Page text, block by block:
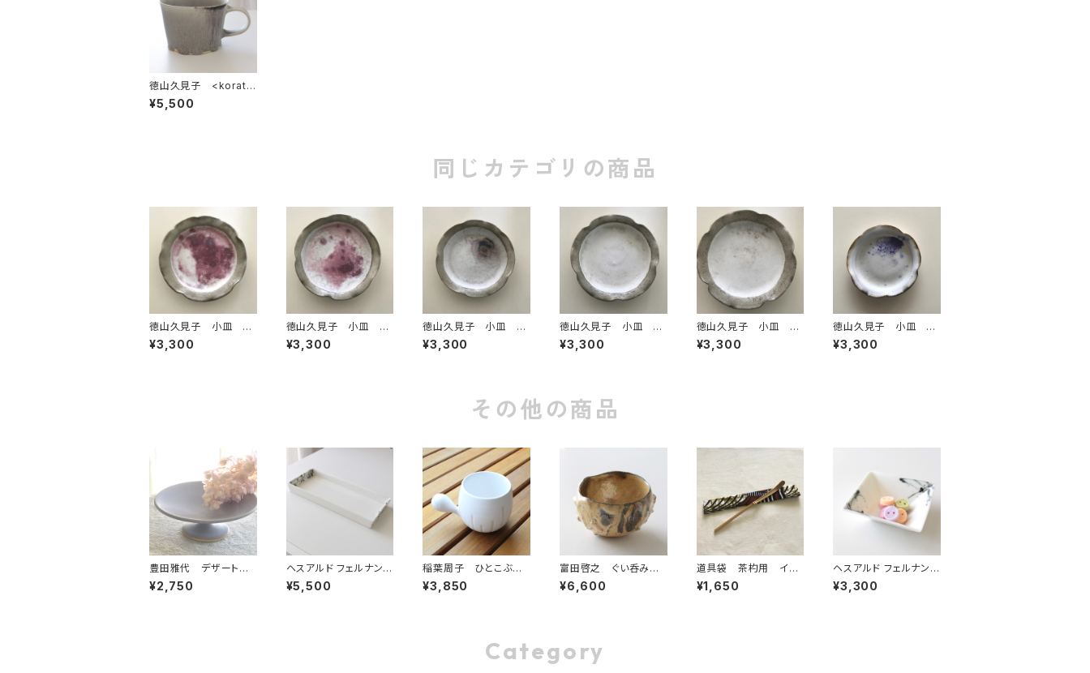
徳山久見子 <korat>
マグカップ グレー
¥5,500
同じカテゴリの商品
徳山久見子 小皿 ピ
ンク1
¥3,300
徳山久見子 小皿 ピ
ンク2
¥3,300
徳山久見子 小皿 ゴ
ールド1
¥3,300
徳山久見子 小皿 ゴ
ールド2
¥3,300
徳山久見子 小皿 ゴ
ールド3
¥3,300
徳山久見子 小皿 ブ
ルー1
¥3,300
その他の商品
豊田雅代 デザートカ
ップ パープル
¥2,750
ヘスアルド フェルナンデ
ス-ブラボ 長方プレー
ト ホワイト
¥5,500
稲葉周子 ひとこぶカッ
プ ホワイト 1
¥3,850
富田啓之 ぐい呑み
ラスター彩 イエロー
¥6,600
道具袋 茶杓用 イエ
¥1,650
ヘスアルド フェルナンデ
ス-ブラボ 角小皿 ホ
ワイト 2
¥3,300
Category